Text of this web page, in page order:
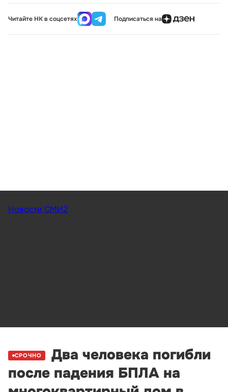
Читайте НК в соцсетях Подписаться на
Новости СМИ2
СРОЧНО
Два человека погибли
после падения БПЛА на